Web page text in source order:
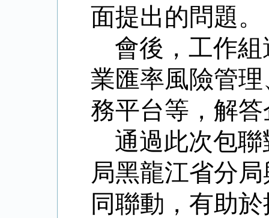
面提出的問題。
會後，工作
業匯率風險管
務平台等，解
通過此次包
局黑龍江省分
同聯動，有助